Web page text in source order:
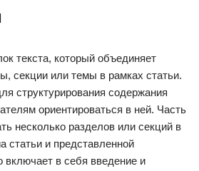
текста, который объединяет
секции или темы в рамках статьи.
структурирования содержания
ориентироваться в ней. Часть
несколько разделов или секций в
статьи и представленной
в себя введение и